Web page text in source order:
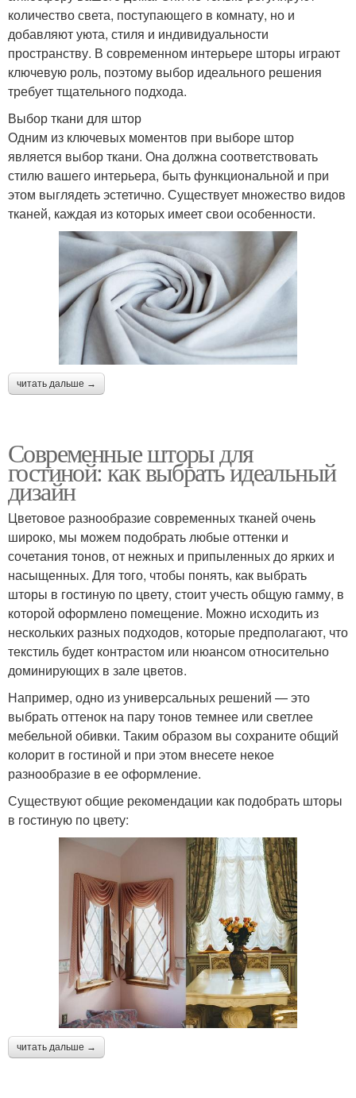
количество света, поступающего в комнату, но и
добавляют уюта, стиля и индивидуальности
пространству. В современном интерьере шторы играют
ключевую роль, поэтому выбор идеального решения
требует тщательного подхода.
Выбор ткани для штор
Одним из ключевых моментов при выборе штор
является выбор ткани. Она должна соответствовать
стилю вашего интерьера, быть функциональной и при
этом выглядеть эстетично. Существует множество видов
тканей, каждая из которых имеет свои особенности.
читать дальше →
Современные шторы для
гостиной: как выбрать идеальный
дизайн
Цветовое разнообразие современных тканей очень
широко, мы можем подобрать любые оттенки и
сочетания тонов, от нежных и припыленных до ярких и
насыщенных. Для того, чтобы понять, как выбрать
шторы в гостиную по цвету, стоит учесть общую гамму, в
которой оформлено помещение. Можно исходить из
нескольких разных подходов, которые предполагают, что
текстиль будет контрастом или нюансом относительно
доминирующих в зале цветов.
Например, одно из универсальных решений — это
выбрать оттенок на пару тонов темнее или светлее
мебельной обивки. Таким образом вы сохраните общий
колорит в гостиной и при этом внесете некое
разнообразие в ее оформление.
Существуют общие рекомендации как подобрать шторы
в гостиную по цвету:
читать дальше →